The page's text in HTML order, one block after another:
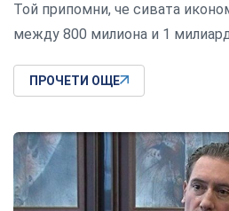
Той припомни, че сивата
между 800 милиона и 1
ПРОЧЕТИ ОЩЕ